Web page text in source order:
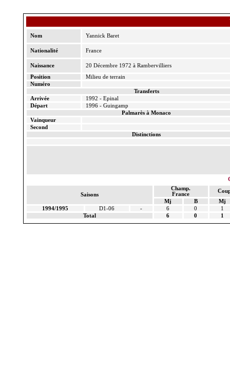
Nom Yannick Baret
Nationalité France
Naissance
20 Décembre 1972 à Rambervilliers
Position
Milieu de terrain
Numéro
Transferts
Arrivée
1992 - Epinal
Départ
1996 - Guingamp
Palmarès à Monaco
Vainqueur
Second
Distinctions
Saisons
Champ.
France
Mj
B
Mj
1994/1995
D1-06 - 6 0
1
Total
6 0 1